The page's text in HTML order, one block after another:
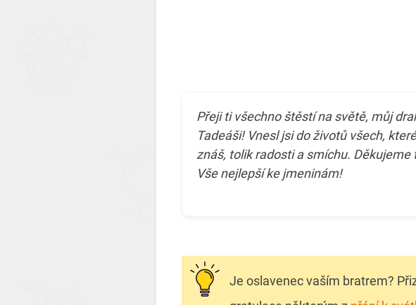
Přeji ti všechno štěstí na světě, můj
Tadeáši! Vnesl jsi do životů všech, které
znáš, tolik radosti a smíchu. Děkujeme
Vše nejlepší ke jmeninám!
Je oslavenec vaším bratrem?